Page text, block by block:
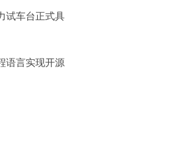
试车台正式具
语言实现开源